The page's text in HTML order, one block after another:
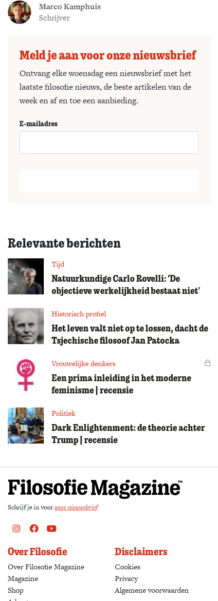
Marco Kamphuis
Schrijver
Meld je aan voor onze nieuwsbrief
Ontvang elke woensdag een nieuwsbrief met het
laatste filosofie nieuws, de beste artikelen van de
week en af en toe een aanbieding.
E-mailadres
Relevante berichten
Tijd
Natuurkundige Carlo Rovelli: ‘De
objectieve werkelijkheid bestaat niet’
Historisch profiel
Het leven valt niet op te lossen, dacht de
Tsjechische filosoof Jan Patocka
Vrouwelijke denkers
Een prima inleiding in het moderne
feminisme | recensie
Politiek
Dark Enlightenment: de theorie achter
Trump | recensie
Schrijf je in vooronze nieuwsbrief
Instagram
FacebookYoutube
Over Filosofie
Over Filosofie Magazine
Magazine
Shop
Disclaimers
Cookies
Privacy
Algemene voorwaarden